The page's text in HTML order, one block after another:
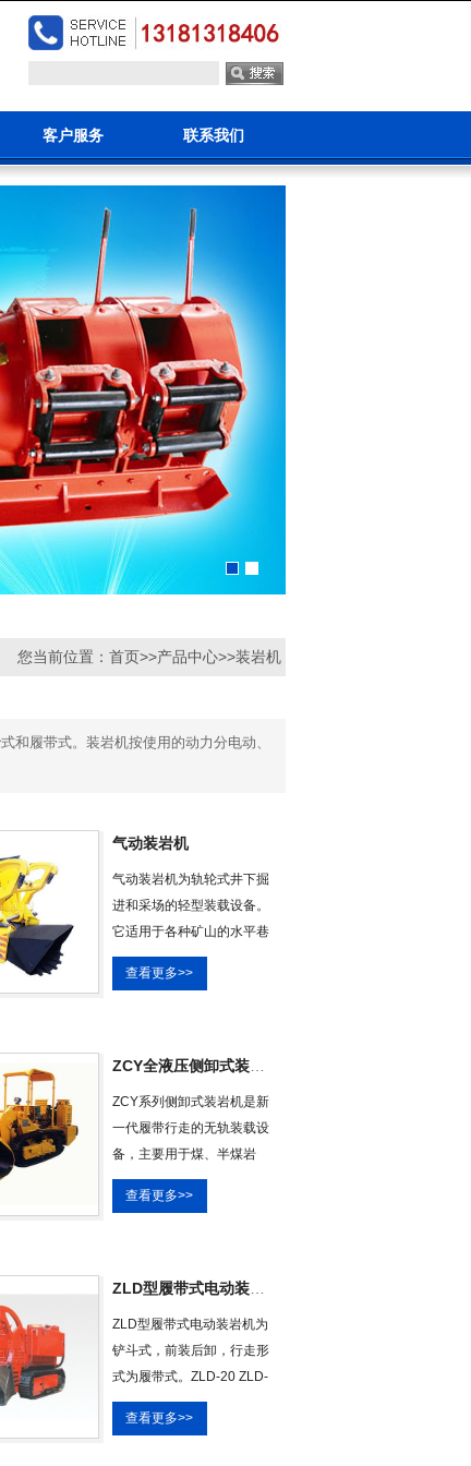
客户服务 联系我们
您当前位置： 首页>>产品中心>>装岩机
和履带式。装岩机按使用的动力分电动、
气动装岩机
气动装岩机为轨轮式井下掘
进和采场的轻型装载设备。
它适用于各种矿山的水平巷
道（坡度≤8°）。它结构紧
凑，适应性强，工作可靠，
石、花岗岩及其他金属或非
块度在100-400 mm
查看更多>>
ZCY全液压侧卸式装岩机
ZCY系列侧卸式装岩机是新
一代履带行走的无轨装载设
备，主要用于煤、半煤岩
巷，也可用于小断面全岩巷
煤、岩及其它物料的装载。
zcy120侧卸装岩机等规格齐
查看更多>>
ZLD型履带式电动装岩机(铲斗式)
ZLD型履带式电动装岩机为
铲斗式，前装后卸，行走形
式为履带式。ZLD-20 ZLD-
30履带式电动装岩机适合于
断面（1.8m*2.0m）、
查看更多>>